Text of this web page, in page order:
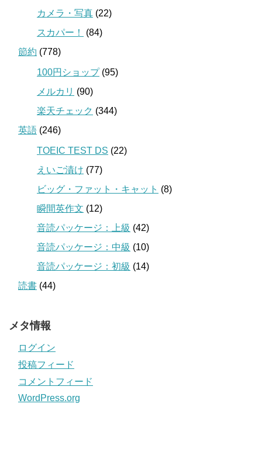
カメラ・写真 (22)
スカパー！
(84)
節約 (778)
100円ショップ(95)
メルカリ (90)
楽天チェック (344)
英語 (246)
TOEIC TEST DS (22)
えいご漬け (77)
ビッグ・ファット・キャット (8)
瞬間英作文 (12)
音読パッケージ：上級 (42)
音読パッケージ：中級 (10)
音読パッケージ：初級 (14)
読書 (44)
メタ情報
ログイン
投稿フィード
コメントフィード
WordPress.org